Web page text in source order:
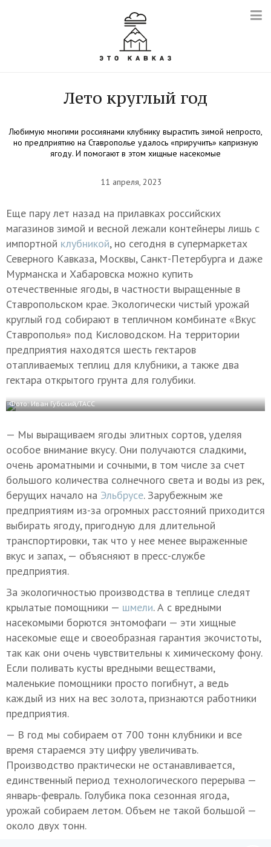
Лето круглый год
Любимую многими россиянами клубнику вырастить зимой непросто,
но предприятию на Ставрополье удалось «приручить» капризную
ягоду. И помогают в этом хищные насекомые
11 апреля, 2023
Еще пару лет назад на прилавках российских
магазинов зимой и весной лежали контейнеры лишь с
импортной клубникой, но сегодня в супермаркетах
Северного Кавказа, Москвы, Санкт-Петербурга и даже
Мурманска и Хабаровска можно купить
отечественные ягоды, в частности выращенные в
Ставропольском крае. Экологически чистый урожай
круглый год собирают в тепличном комбинате «Вкус
Ставрополья» под Кисловодском. На территории
предприятия находятся шесть гектаров
отапливаемых теплиц для клубники, а также два
гектара открытого грунта для голубики.
Фото: Иван Губский/ТАСС
— Мы выращиваем ягоды элитных сортов, уделяя
особое внимание вкусу. Они получаются сладкими,
очень ароматными и сочными, в том числе за счет
большого количества солнечного света и воды из рек,
берущих начало на Эльбрусе. Зарубежным же
предприятиям из-за огромных расстояний приходится
выбирать ягоду, пригодную для длительной
транспортировки, так что у нее менее выраженные
вкус и запах, — объясняют в пресс-службе
предприятия.
За экологичностью производства в теплице следят
крылатые помощники — шмели. А с вредными
насекомыми борются энтомофаги — эти хищные
насекомые еще и своеобразная гарантия экочистоты,
так как они очень чувствительны к химическому фону.
Если поливать кусты вредными веществами,
маленькие помощники просто погибнут, а ведь
каждый из них на вес золота, признаются работники
предприятия.
— В год мы собираем от 700 тонн клубники и все
время стараемся эту цифру увеличивать.
Производство практически не останавливается,
единственный период технологического перерыва —
январь-февраль. Голубика пока сезонная ягода,
урожай собираем летом. Объем не такой большой —
около двух тонн.